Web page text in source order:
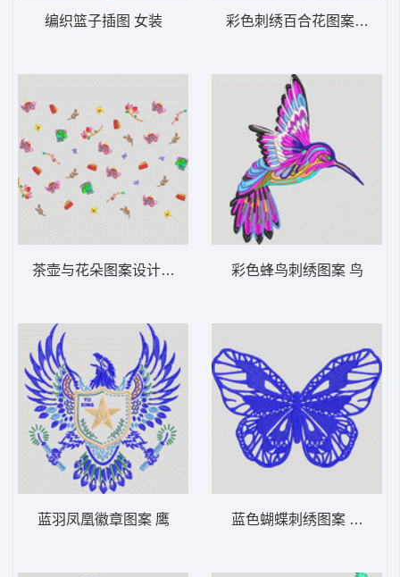
编织篮子插图 女装
茶壶与花朵图案设计 女装
蓝羽凤凰徽章图案 鹰
彩色刺绣百合花图案 女装
彩色蜂鸟刺绣图案 鸟
蓝色蝴蝶刺绣图案 蝴蝶